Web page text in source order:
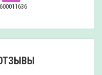
Certina C600019546